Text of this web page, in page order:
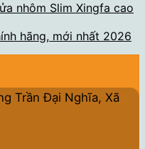
nhôm Slim Xingfa cao
hãng, mới nhất 2026
Trần Đại Nghĩa, Xã